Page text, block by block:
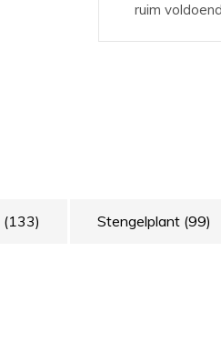
ruim
(133) Stengelplant (99)